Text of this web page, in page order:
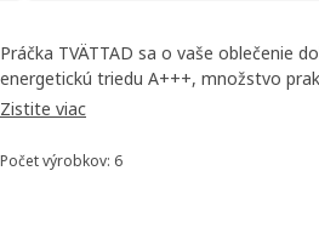
Práčka TVÄTTAD sa o vaše oblečenie
energetickú triedu A+++, množstvo
vstavaná práčka krásne splynie s
Zistite viac
Zoradiť a filtrovať
Počet výrobkov: 6